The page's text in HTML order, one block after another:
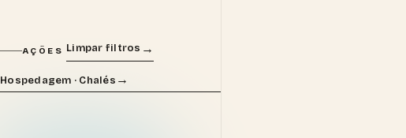
AÇÕES Limpar filtros
Hospedagem · Chalés